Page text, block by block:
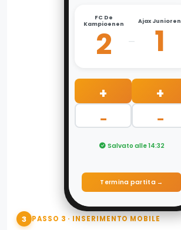
FC De
Kampioenen
2 –
Ajax Junioren
1
+
−
+
−
Salvato alle 14:32
Termina partita →
3 PASSO 3 · INSERIMENTO MOBILE